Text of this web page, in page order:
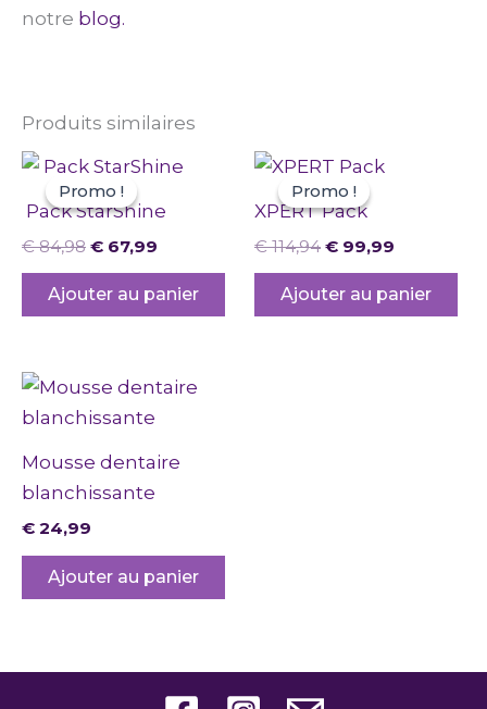
notre blog.
Produits similaires
Promo !
Promo !
Pack StarShine
€84,98
Le
initial
était :
€ 84,98.
€ 67,99
Le
est :
Ajouter au panier
Promo !
Promo !
XPERT Pack
€114,94
Le
initial
était :
€ 114,94.
€ 99,99
Ajouter au panier
Mousse dentaire
blanchissante
€ 24,99
Ajouter au panier